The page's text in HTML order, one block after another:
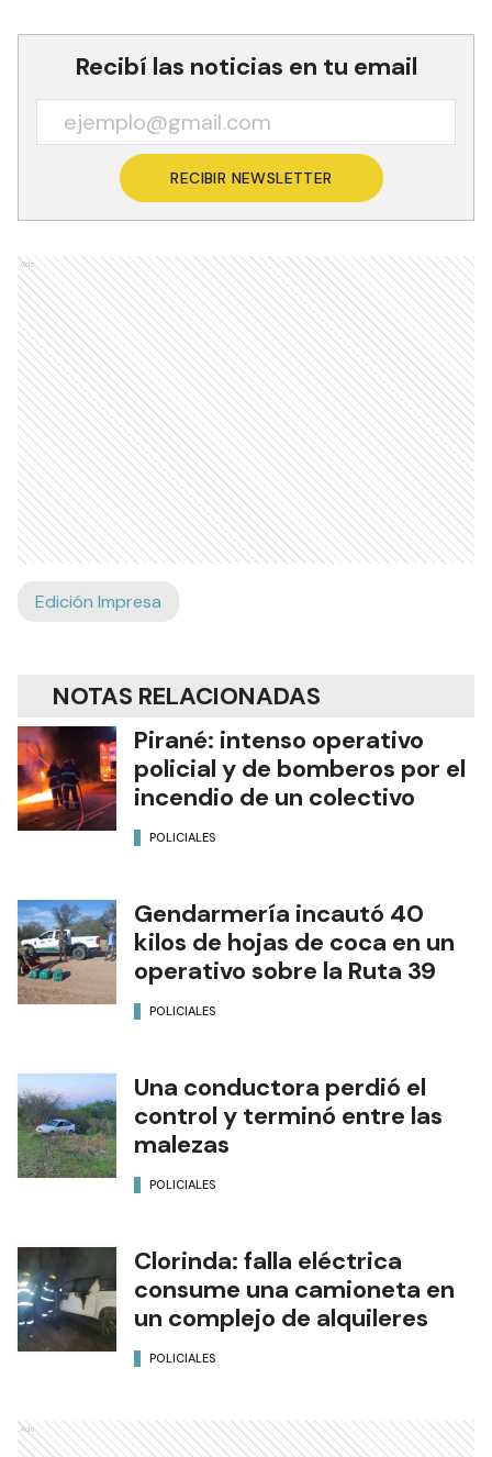
Recibí las noticias en tu email
RECIBIR NEWSLETTER
Ads
Edición Impresa
NOTAS RELACIONADAS
Pirané: intenso operativo
policial y de bomberos por el
incendio de un colectivo
POLICIALES
Gendarmería incautó 40
kilos de hojas de coca en un
operativo sobre la Ruta 39
POLICIALES
Una conductora perdió el
control y terminó entre las
malezas
POLICIALES
Clorinda: falla eléctrica
consume una camioneta en
un complejo de alquileres
POLICIALES
Ads